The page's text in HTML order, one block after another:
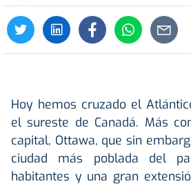
Hoy hemos cruzado el
el sureste de Canadá. Más
capital, Ottawa, que sin
ciudad más poblada del
habitantes y una gran